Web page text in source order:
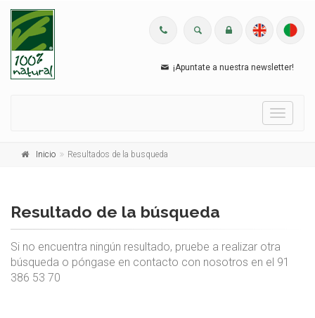
¡Apuntate a nuestra newsletter!
Menu
Inicio Resultados de la busqueda
Resultado de la búsqueda
Si no encuentra ningún resultado, pruebe a realizar otra
búsqueda o póngase en contacto con nosotros en el 91
386 53 70